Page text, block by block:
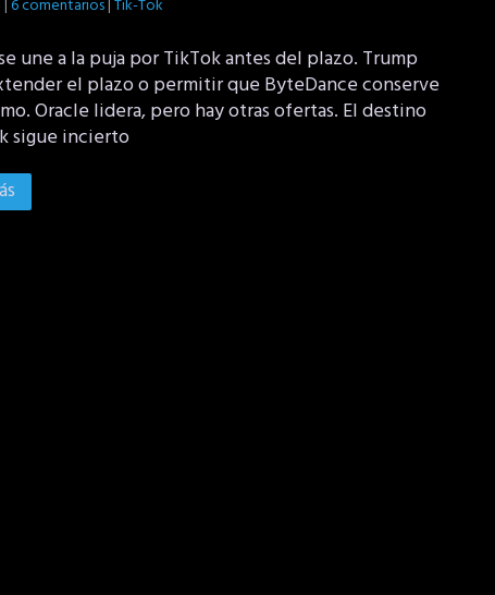
|6 comentarios|Tik-Tok
une a la puja por TikTok antes del plazo. Trump
el plazo o permitir que ByteDance conserve
Oracle lidera, pero hay otras ofertas. El destino
sigue incierto